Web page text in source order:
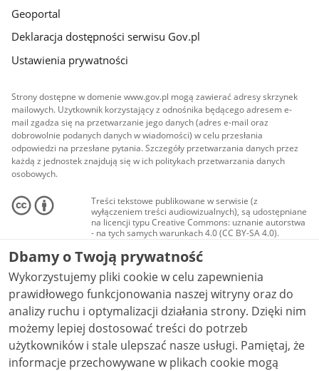
Geoportal
Deklaracja dostępności serwisu Gov.pl
Ustawienia prywatności
Strony dostępne w domenie www.gov.pl mogą zawierać adresy skrzynek
mailowych. Użytkownik korzystający z odnośnika będącego adresem e-
mail zgadza się na przetwarzanie jego danych (adres e-mail oraz
dobrowolnie podanych danych w wiadomości) w celu przesłania
odpowiedzi na przesłane pytania. Szczegóły przetwarzania danych przez
każdą z jednostek znajdują się w ich politykach przetwarzania danych
osobowych.
Treści tekstowe publikowane w serwisie (z
wyłączeniem treści audiowizualnych), są udostępniane
na licencji typu Creative Commons: uznanie autorstwa
- na tych samych warunkach 4.0 (CC BY-SA 4.0).
Materiały audiowizualne, w tym zdjęcia, materiały
audio i wideo, są udostępniane na licencji typu
Creative Commons: uznanie autorstwa użycie
niekomercyjne - bez utworów zależnych 4.0 (CC BY-
NC-ND 4.0), o ile nie jest to stwierdzone inaczej.
Dbamy o Twoją prywatność
Wykorzystujemy pliki cookie w celu zapewnienia
prawidłowego funkcjonowania naszej witryny oraz do
analizy ruchu i optymalizacji działania strony. Dzięki nim
możemy lepiej dostosować treści do potrzeb
użytkowników i stale ulepszać nasze usługi. Pamiętaj, że
informacje przechowywane w plikach cookie mogą